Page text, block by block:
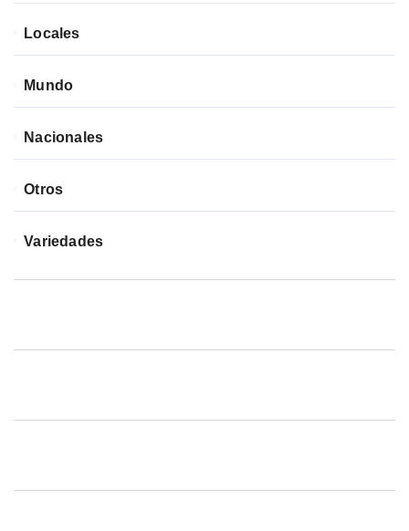
Locales
Mundo
Nacionales
Otros
Variedades